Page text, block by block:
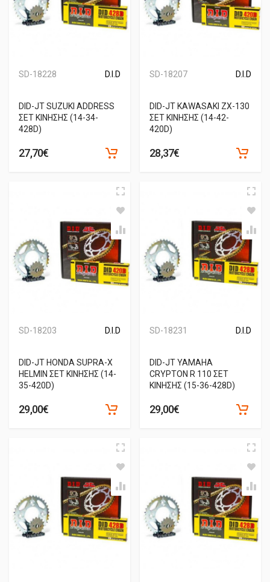
SD-18228 D.I.D
DID-JT SUZUKI ADDRESS
ΣΕΤ ΚΙΝΗΣΗΣ (14-34-
428D)
27,70€
SD-18207 D.I.D
DID-JT KAWASAKI ZX-130
ΣΕΤ ΚΙΝΗΣΗΣ (14-42-
420D)
28,37€
SD-18203 D.I.D
DID-JT HONDA SUPRA-X
HELMIN ΣΕΤ ΚΙΝΗΣΗΣ (14-
35-420D)
29,00€
SD-18231 D.I.D
DID-JT YAMAHA
CRYPTON R 110 ΣΕΤ
ΚΙΝΗΣΗΣ (15-36-428D)
29,00€